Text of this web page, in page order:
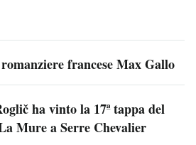
francese Max Gallo
ha vinto la 17ª tappa del
Mure a Serre Chevalier